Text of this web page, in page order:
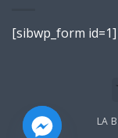
[sibwp_form id=1]
LA